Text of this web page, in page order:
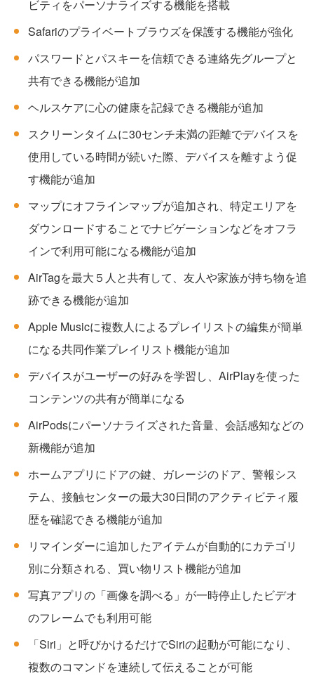
ビティをパーソナライズする機能を搭載
Safariのプライベートブラウズを保護する機能が強化
パスワードとパスキーを信頼できる連絡先グループと
共有できる機能が追加
ヘルスケアに心の健康を記録できる機能が追加
スクリーンタイムに30センチ未満の距離でデバイスを
使用している時間が続いた際、デバイスを離すよう促
す機能が追加
マップにオフラインマップが追加され、特定エリアを
ダウンロードすることでナビゲーションなどをオフラ
インで利用可能になる機能が追加
AirTagを最大５人と共有して、友人や家族が持ち物を追
跡できる機能が追加
Apple Musicに複数人によるプレイリストの編集が簡単
になる共同作業プレイリスト機能が追加
デバイスがユーザーの好みを学習し、AirPlayを使った
コンテンツの共有が簡単になる
AirPodsにパーソナライズされた音量、会話感知などの
新機能が追加
ホームアプリにドアの鍵、ガレージのドア、警報シス
テム、接触センターの最大30日間のアクティビティ履
歴を確認できる機能が追加
リマインダーに追加したアイテムが自動的にカテゴリ
別に分類される、買い物リスト機能が追加
写真アプリの「画像を調べる」が一時停止したビデオ
のフレームでも利用可能
「Siri」と呼びかけるだけでSiriの起動が可能になり、
複数のコマンドを連続して伝えることが可能